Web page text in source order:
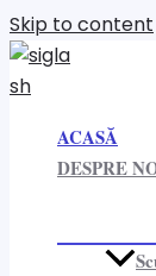
Skip to content
ACASĂ
DESPRE